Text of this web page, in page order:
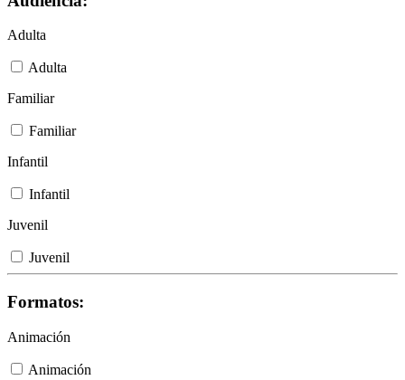
Adulta
Adulta
Familiar
Familiar
Infantil
Infantil
Juvenil
Juvenil
Formatos:
Animación
Animación